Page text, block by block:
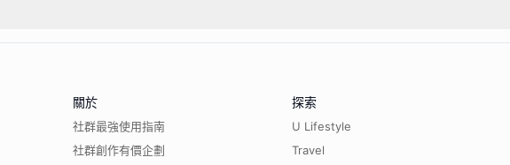
關於
社群最強使用指南
社群創作有價企劃
探索
U Lifestyle
Travel